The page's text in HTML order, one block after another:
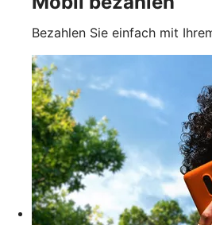
Bezahlen Sie einfach mit